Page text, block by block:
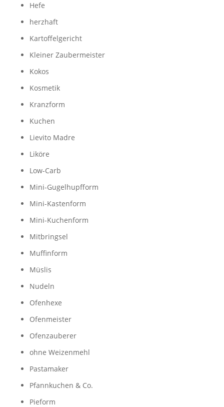
Hefe
herzhaft
Kartoffelgericht
Kleiner Zaubermeister
Kokos
Kosmetik
Kranzform
Kuchen
Lievito Madre
Liköre
Low-Carb
Mini-Gugelhupfform
Mini-Kastenform
Mini-Kuchenform
Mitbringsel
Muffinform
Müslis
Nudeln
Ofenhexe
Ofenmeister
Ofenzauberer
ohne Weizenmehl
Pastamaker
Pfannkuchen & Co.
Pieform